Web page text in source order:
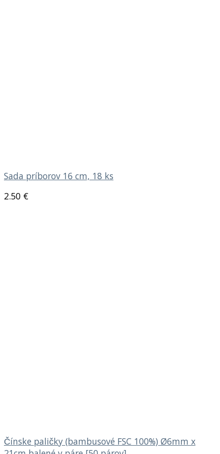
Sada príborov 16 cm, 18 ks
2.50 €
Čínske paličky (bambusové FSC 100%) Ø6mm x